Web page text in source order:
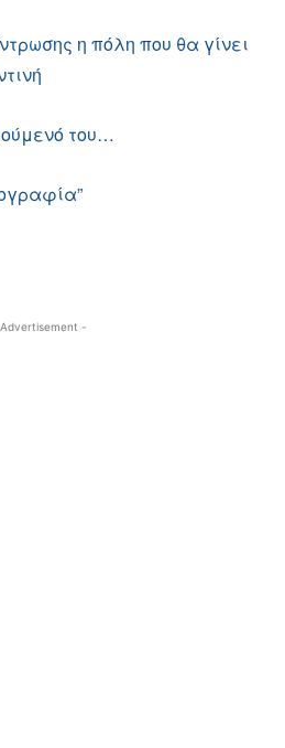
η πόλη που θα γίνει
του…
-